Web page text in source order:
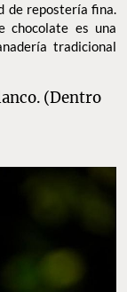
de repostería fina.
chocolate es una
tradicional
(Dentro